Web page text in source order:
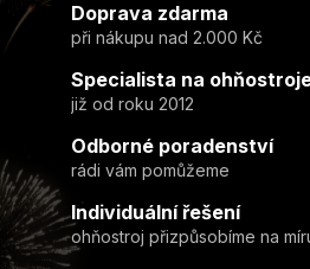
Doprava zdarma
při nákupu nad 2.000 Kč
Specialista na
již od roku 2012
Odborné poradenství
rádi vám pomůžeme
Individuální řešení
ohňostroj přizpůsobíme na